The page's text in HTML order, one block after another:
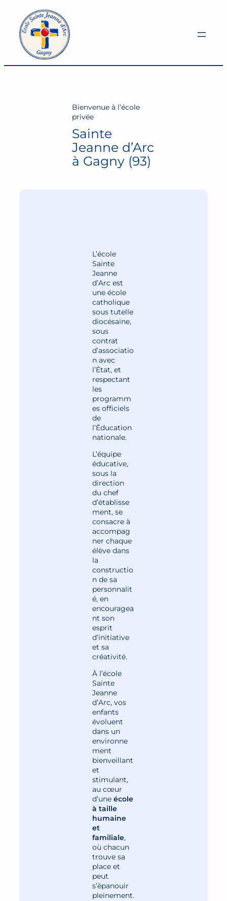
contenu
Bienvenue à l’école
privée
Sainte
Jeanne d’Arc
à Gagny (93)
L’école
Sainte
Jeanne
d’Arc est
une école
catholique
sous tutelle
diocésaine,
sous
contrat
d’associatio
n avec
l’État, et
respectant
les
programm
es officiels
de
l’Éducation
nationale.
L’équipe
éducative,
sous la
direction
du chef
d’établisse
ment, se
consacre à
accompag
ner chaque
élève dans
la
constructio
n de sa
personnalit
é, en
encouragea
nt son
esprit
d’initiative
et sa
créativité.
À l’école
Sainte
Jeanne
d’Arc, vos
enfants
évoluent
dans un
environne
ment
bienveillant
et
stimulant,
au cœur
d’uneécole
à taille
humaine
et
familiale,
où chacun
trouve sa
place et
peut
s’épanouir
pleinement.